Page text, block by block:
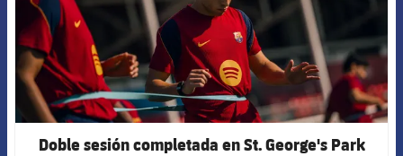
Doble sesión completada en St. George's Park